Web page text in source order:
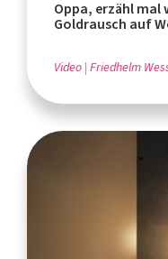
Oppa, erzähl
Goldrausch auf
Video Friedhelm